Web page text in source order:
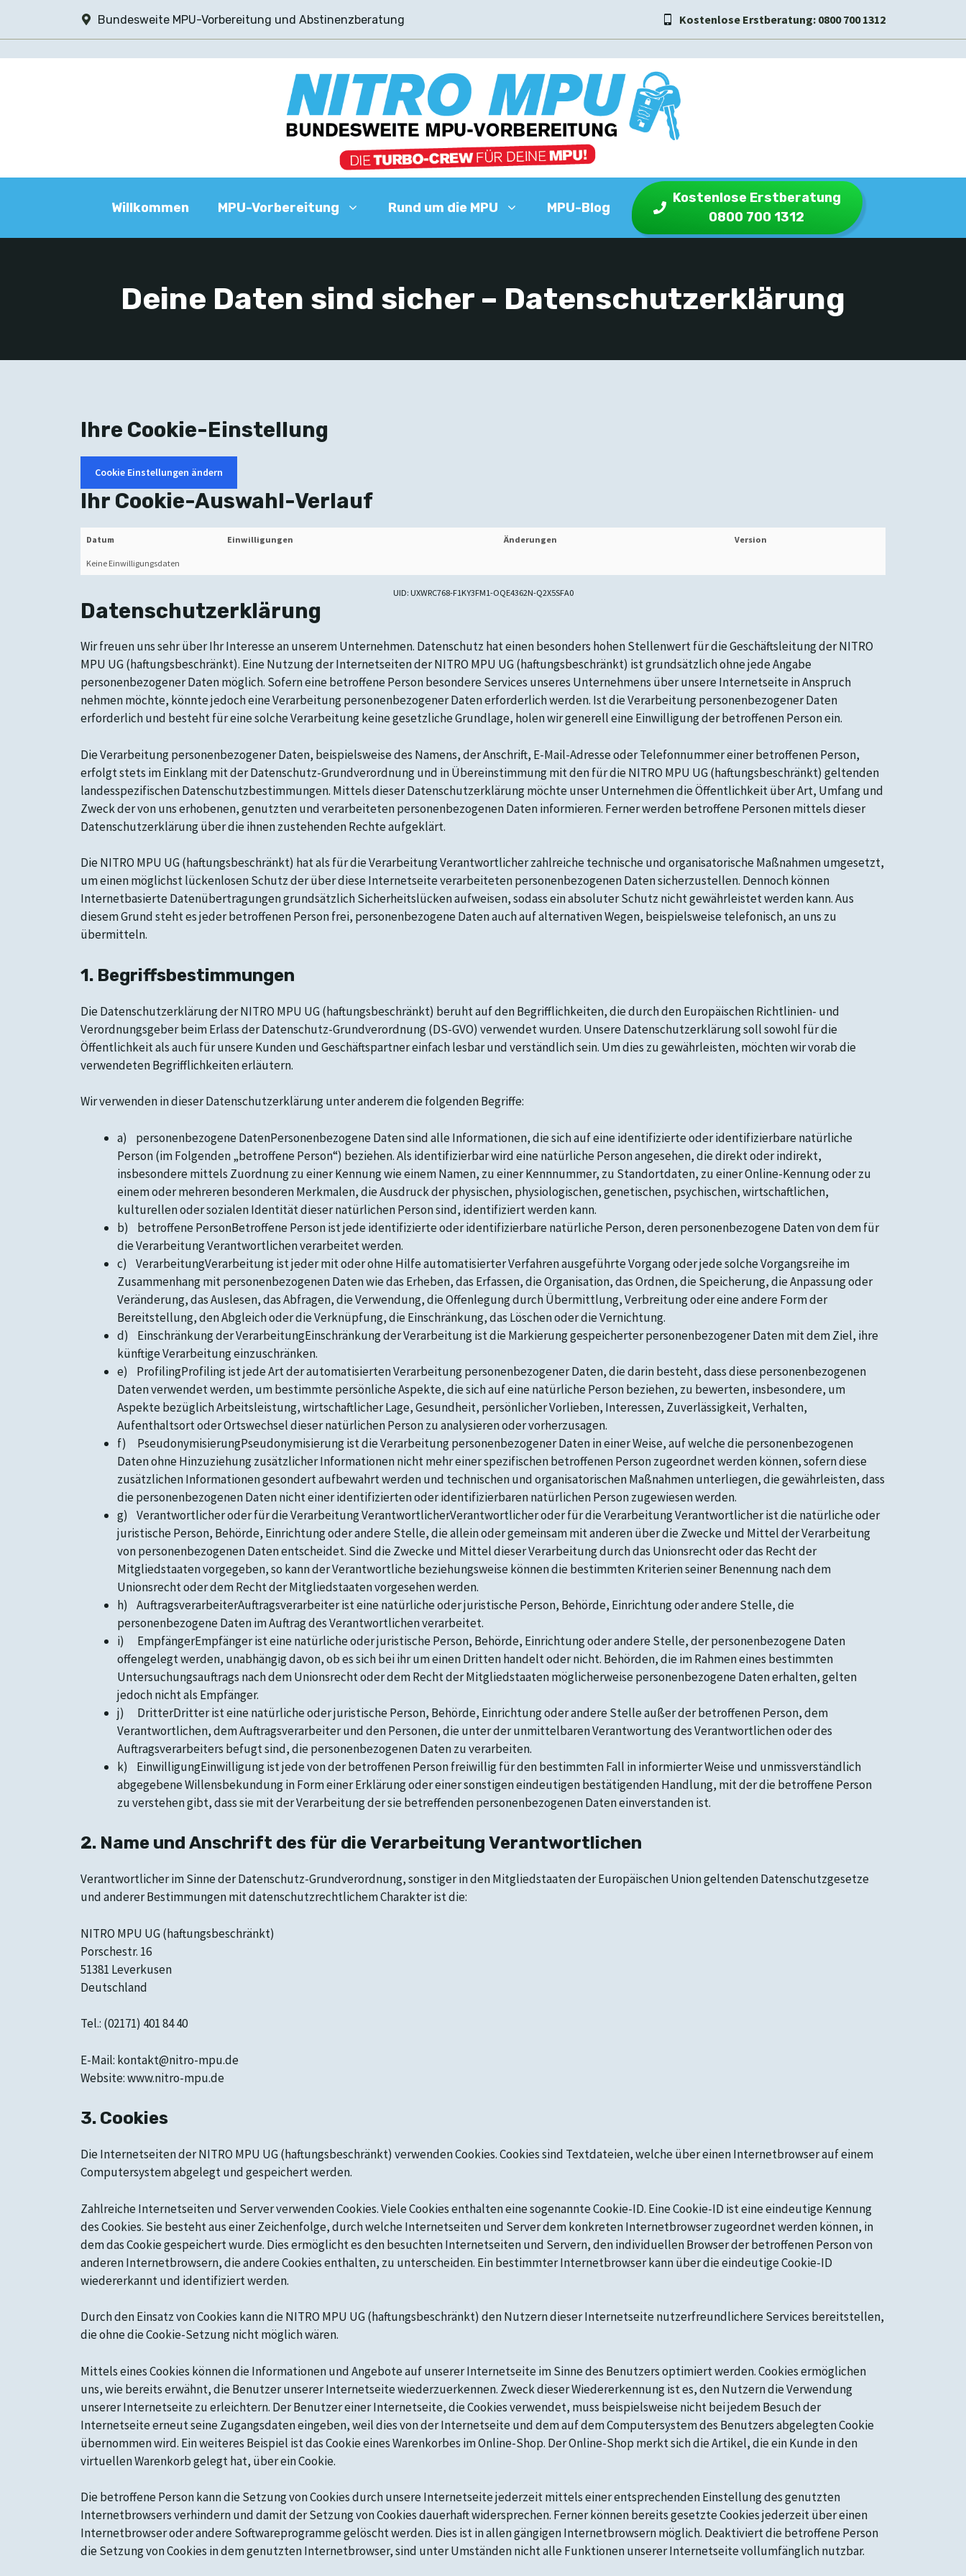
springen
Bundesweite MPU-Vorbereitung und Abstinenzberatung Kostenlose Erstberatung: 0800 700 1312
Willkommen MPU-Vorbereitung Rund um die MPU MPU-Blog
Kostenlose Erstberatung
0800 700 1312
Deine Daten sind sicher – Datenschutzerklärung
Ihre Cookie-Einstellung
Cookie Einstellungen ändern
Ihr Cookie-Auswahl-Verlauf
Datum Einwilligungen Änderungen Version
Keine Einwilligungsdaten
UID: UXWRC768-F1KY3FM1-OQE4362N-Q2X5SFA0
Datenschutzerklärung
Wir freuen uns sehr über Ihr Interesse an unserem Unternehmen. Datenschutz hat einen besonders hohen Stellenwert für die Geschäftsleitung der NITRO
MPU UG (haftungsbeschränkt). Eine Nutzung der Internetseiten der NITRO MPU UG (haftungsbeschränkt) ist grundsätzlich ohne jede Angabe
personenbezogener Daten möglich. Sofern eine betroffene Person besondere Services unseres Unternehmens über unsere Internetseite in Anspruch
nehmen möchte, könnte jedoch eine Verarbeitung personenbezogener Daten erforderlich werden. Ist die Verarbeitung personenbezogener Daten
erforderlich und besteht für eine solche Verarbeitung keine gesetzliche Grundlage, holen wir generell eine Einwilligung der betroffenen Person ein.
Die Verarbeitung personenbezogener Daten, beispielsweise des Namens, der Anschrift, E-Mail-Adresse oder Telefonnummer einer betroffenen Person,
erfolgt stets im Einklang mit der Datenschutz-Grundverordnung und in Übereinstimmung mit den für die NITRO MPU UG (haftungsbeschränkt) geltenden
landesspezifischen Datenschutzbestimmungen. Mittels dieser Datenschutzerklärung möchte unser Unternehmen die Öffentlichkeit über Art, Umfang und
Zweck der von uns erhobenen, genutzten und verarbeiteten personenbezogenen Daten informieren. Ferner werden betroffene Personen mittels dieser
Datenschutzerklärung über die ihnen zustehenden Rechte aufgeklärt.
Die NITRO MPU UG (haftungsbeschränkt) hat als für die Verarbeitung Verantwortlicher zahlreiche technische und organisatorische Maßnahmen umgesetzt,
um einen möglichst lückenlosen Schutz der über diese Internetseite verarbeiteten personenbezogenen Daten sicherzustellen. Dennoch können
Internetbasierte Datenübertragungen grundsätzlich Sicherheitslücken aufweisen, sodass ein absoluter Schutz nicht gewährleistet werden kann. Aus
diesem Grund steht es jeder betroffenen Person frei, personenbezogene Daten auch auf alternativen Wegen, beispielsweise telefonisch, an uns zu
übermitteln.
1. Begriffsbestimmungen
Die Datenschutzerklärung der NITRO MPU UG (haftungsbeschränkt) beruht auf den Begrifflichkeiten, die durch den Europäischen Richtlinien- und
Verordnungsgeber beim Erlass der Datenschutz-Grundverordnung (DS-GVO) verwendet wurden. Unsere Datenschutzerklärung soll sowohl für die
Öffentlichkeit als auch für unsere Kunden und Geschäftspartner einfach lesbar und verständlich sein. Um dies zu gewährleisten, möchten wir vorab die
verwendeten Begrifflichkeiten erläutern.
Wir verwenden in dieser Datenschutzerklärung unter anderem die folgenden Begriffe:
a) personenbezogene DatenPersonenbezogene Daten sind alle Informationen, die sich auf eine identifizierte oder identifizierbare natürliche
Person (im Folgenden „betroffene Person“) beziehen. Als identifizierbar wird eine natürliche Person angesehen, die direkt oder indirekt,
insbesondere mittels Zuordnung zu einer Kennung wie einem Namen, zu einer Kennnummer, zu Standortdaten, zu einer Online-Kennung oder zu
einem oder mehreren besonderen Merkmalen, die Ausdruck der physischen, physiologischen, genetischen, psychischen, wirtschaftlichen,
kulturellen oder sozialen Identität dieser natürlichen Person sind, identifiziert werden kann.
b) betroffene PersonBetroffene Person ist jede identifizierte oder identifizierbare natürliche Person, deren personenbezogene Daten von dem für
die Verarbeitung Verantwortlichen verarbeitet werden.
c) VerarbeitungVerarbeitung ist jeder mit oder ohne Hilfe automatisierter Verfahren ausgeführte Vorgang oder jede solche Vorgangsreihe im
Zusammenhang mit personenbezogenen Daten wie das Erheben, das Erfassen, die Organisation, das Ordnen, die Speicherung, die Anpassung oder
Veränderung, das Auslesen, das Abfragen, die Verwendung, die Offenlegung durch Übermittlung, Verbreitung oder eine andere Form der
Bereitstellung, den Abgleich oder die Verknüpfung, die Einschränkung, das Löschen oder die Vernichtung.
d) Einschränkung der VerarbeitungEinschränkung der Verarbeitung ist die Markierung gespeicherter personenbezogener Daten mit dem Ziel, ihre
künftige Verarbeitung einzuschränken.
e) ProfilingProfiling ist jede Art der automatisierten Verarbeitung personenbezogener Daten, die darin besteht, dass diese personenbezogenen
Daten verwendet werden, um bestimmte persönliche Aspekte, die sich auf eine natürliche Person beziehen, zu bewerten, insbesondere, um
Aspekte bezüglich Arbeitsleistung, wirtschaftlicher Lage, Gesundheit, persönlicher Vorlieben, Interessen, Zuverlässigkeit, Verhalten,
Aufenthaltsort oder Ortswechsel dieser natürlichen Person zu analysieren oder vorherzusagen.
f) PseudonymisierungPseudonymisierung ist die Verarbeitung personenbezogener Daten in einer Weise, auf welche die personenbezogenen
Daten ohne Hinzuziehung zusätzlicher Informationen nicht mehr einer spezifischen betroffenen Person zugeordnet werden können, sofern diese
zusätzlichen Informationen gesondert aufbewahrt werden und technischen und organisatorischen Maßnahmen unterliegen, die gewährleisten, dass
die personenbezogenen Daten nicht einer identifizierten oder identifizierbaren natürlichen Person zugewiesen werden.
g) Verantwortlicher oder für die Verarbeitung VerantwortlicherVerantwortlicher oder für die Verarbeitung Verantwortlicher ist die natürliche oder
juristische Person, Behörde, Einrichtung oder andere Stelle, die allein oder gemeinsam mit anderen über die Zwecke und Mittel der Verarbeitung
von personenbezogenen Daten entscheidet. Sind die Zwecke und Mittel dieser Verarbeitung durch das Unionsrecht oder das Recht der
Mitgliedstaaten vorgegeben, so kann der Verantwortliche beziehungsweise können die bestimmten Kriterien seiner Benennung nach dem
Unionsrecht oder dem Recht der Mitgliedstaaten vorgesehen werden.
h) AuftragsverarbeiterAuftragsverarbeiter ist eine natürliche oder juristische Person, Behörde, Einrichtung oder andere Stelle, die
personenbezogene Daten im Auftrag des Verantwortlichen verarbeitet.
i) EmpfängerEmpfänger ist eine natürliche oder juristische Person, Behörde, Einrichtung oder andere Stelle, der personenbezogene Daten
offengelegt werden, unabhängig davon, ob es sich bei ihr um einen Dritten handelt oder nicht. Behörden, die im Rahmen eines bestimmten
Untersuchungsauftrags nach dem Unionsrecht oder dem Recht der Mitgliedstaaten möglicherweise personenbezogene Daten erhalten, gelten
jedoch nicht als Empfänger.
j) DritterDritter ist eine natürliche oder juristische Person, Behörde, Einrichtung oder andere Stelle außer der betroffenen Person, dem
Verantwortlichen, dem Auftragsverarbeiter und den Personen, die unter der unmittelbaren Verantwortung des Verantwortlichen oder des
Auftragsverarbeiters befugt sind, die personenbezogenen Daten zu verarbeiten.
k) EinwilligungEinwilligung ist jede von der betroffenen Person freiwillig für den bestimmten Fall in informierter Weise und unmissverständlich
abgegebene Willensbekundung in Form einer Erklärung oder einer sonstigen eindeutigen bestätigenden Handlung, mit der die betroffene Person
zu verstehen gibt, dass sie mit der Verarbeitung der sie betreffenden personenbezogenen Daten einverstanden ist.
2. Name und Anschrift des für die Verarbeitung Verantwortlichen
Verantwortlicher im Sinne der Datenschutz-Grundverordnung, sonstiger in den Mitgliedstaaten der Europäischen Union geltenden Datenschutzgesetze
und anderer Bestimmungen mit datenschutzrechtlichem Charakter ist die:
NITRO MPU UG (haftungsbeschränkt)
Porschestr. 16
51381 Leverkusen
Deutschland
Tel.: (02171) 401 84 40
E-Mail: kontakt@nitro-mpu.de
Website: www.nitro-mpu.de
3. Cookies
Die Internetseiten der NITRO MPU UG (haftungsbeschränkt) verwenden Cookies. Cookies sind Textdateien, welche über einen Internetbrowser auf einem
Computersystem abgelegt und gespeichert werden.
Zahlreiche Internetseiten und Server verwenden Cookies. Viele Cookies enthalten eine sogenannte Cookie-ID. Eine Cookie-ID ist eine eindeutige Kennung
des Cookies. Sie besteht aus einer Zeichenfolge, durch welche Internetseiten und Server dem konkreten Internetbrowser zugeordnet werden können, in
dem das Cookie gespeichert wurde. Dies ermöglicht es den besuchten Internetseiten und Servern, den individuellen Browser der betroffenen Person von
anderen Internetbrowsern, die andere Cookies enthalten, zu unterscheiden. Ein bestimmter Internetbrowser kann über die eindeutige Cookie-ID
wiedererkannt und identifiziert werden.
Durch den Einsatz von Cookies kann die NITRO MPU UG (haftungsbeschränkt) den Nutzern dieser Internetseite nutzerfreundlichere Services bereitstellen,
die ohne die Cookie-Setzung nicht möglich wären.
Mittels eines Cookies können die Informationen und Angebote auf unserer Internetseite im Sinne des Benutzers optimiert werden. Cookies ermöglichen
uns, wie bereits erwähnt, die Benutzer unserer Internetseite wiederzuerkennen. Zweck dieser Wiedererkennung ist es, den Nutzern die Verwendung
unserer Internetseite zu erleichtern. Der Benutzer einer Internetseite, die Cookies verwendet, muss beispielsweise nicht bei jedem Besuch der
Internetseite erneut seine Zugangsdaten eingeben, weil dies von der Internetseite und dem auf dem Computersystem des Benutzers abgelegten Cookie
übernommen wird. Ein weiteres Beispiel ist das Cookie eines Warenkorbes im Online-Shop. Der Online-Shop merkt sich die Artikel, die ein Kunde in den
virtuellen Warenkorb gelegt hat, über ein Cookie.
Die betroffene Person kann die Setzung von Cookies durch unsere Internetseite jederzeit mittels einer entsprechenden Einstellung des genutzten
Internetbrowsers verhindern und damit der Setzung von Cookies dauerhaft widersprechen. Ferner können bereits gesetzte Cookies jederzeit über einen
Internetbrowser oder andere Softwareprogramme gelöscht werden. Dies ist in allen gängigen Internetbrowsern möglich. Deaktiviert die betroffene Person
die Setzung von Cookies in dem genutzten Internetbrowser, sind unter Umständen nicht alle Funktionen unserer Internetseite vollumfänglich nutzbar.